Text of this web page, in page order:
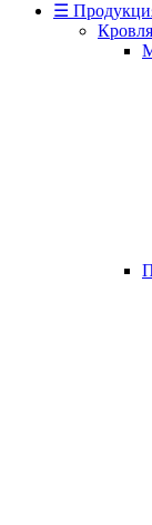
☰
Кровля